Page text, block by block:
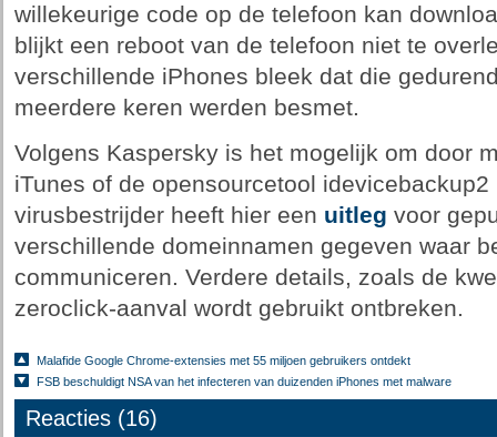
willekeurige code op de telefoon kan
blijkt een reboot van de telefoon niet te
verschillende iPhones bleek dat die
meerdere keren werden besmet.
Volgens Kaspersky is het mogelijk om door
iTunes of de opensourcetool
virusbestrijder heeft hier een uitleg voor
verschillende domeinnamen gegeven waar
communiceren. Verdere details, zoals de
zeroclick-aanval wordt gebruikt ontbreken.
Malafide Google Chrome-extensies met 55 miljoen gebruikers ontdekt
FSB beschuldigt NSA van het infecteren van duizenden iPhones met malware
Reacties (16)